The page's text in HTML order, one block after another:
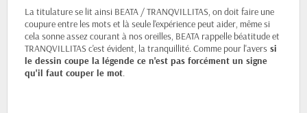
La titulature se lit ainsi BEATA / TRANQVILLITAS, on doit faire une
coupure entre les mots et là seule l'expérience peut aider, même si
cela sonne assez courant à nos oreilles, BEATA rappelle béatitude et
TRANQVILLITAS c'est évident, la tranquillité. Comme pour l'avers si
le dessin coupe la légende ce n'est pas forcément un signe
qu'il faut couper le mot.